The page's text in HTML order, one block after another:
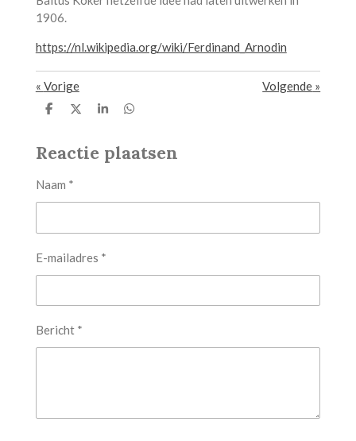
1906.
https://nl.wikipedia.org/wiki/Ferdinand_Arnodin
« Vorige Volgende »
D
e
n
D
l
S
r
e
D
e
n
Reactie plaatsen
Naam *
E-mailadres *
Bericht *